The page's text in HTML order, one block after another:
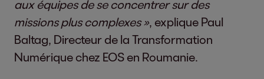
aux équipes de se concentrer sur des
missions plus complexes », explique Paul
Baltag, Directeur de la Transformation
Numérique chez EOS en Roumanie.